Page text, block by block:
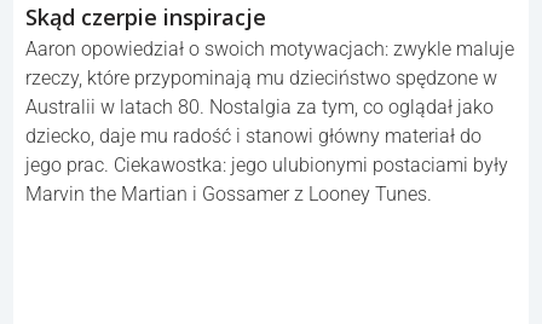
Skąd czerpie inspiracje
Aaron opowiedział o swoich motywacjach: zwykle maluje
rzeczy, które przypominają mu dzieciństwo spędzone w
Australii w latach 80. Nostalgia za tym, co oglądał jako
dziecko, daje mu radość i stanowi główny materiał do
jego prac. Ciekawostka: jego ulubionymi postaciami były
Marvin the Martian i Gossamer z Looney Tunes.